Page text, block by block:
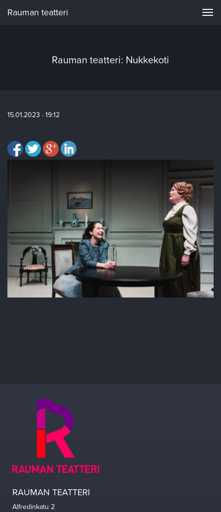
Rauman teatteri
Rauman teatteri: Nukkekoti
15.01.2023 · 19:12
RAUMAN TEATTERI
Alfredinkatu 2